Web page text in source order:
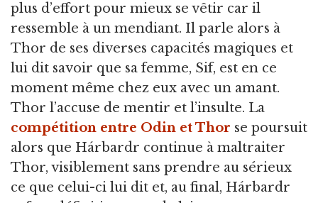
plus d’effort pour mieux se vêtir car il
ressemble à un mendiant. Il parle alors à
Thor de ses diverses capacités magiques et
lui dit savoir que sa femme, Sif, est en ce
moment même chez eux avec un amant.
Thor l’accuse de mentir et l’insulte. La
compétition entre Odin et Thor se poursuit
alors que Hárbardr continue à maltraiter
Thor, visiblement sans prendre au sérieux
ce que celui-ci lui dit et, au final, Hárbardr